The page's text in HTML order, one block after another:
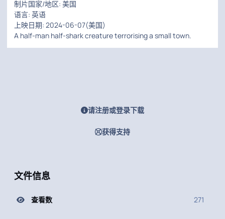
制片国家/地区: 美国
语言: 英语
上映日期: 2024-06-07(美国)
A half-man half-shark creature terrorising a small town.
请注册或登录下载
获得支持
文件信息
查看数 271